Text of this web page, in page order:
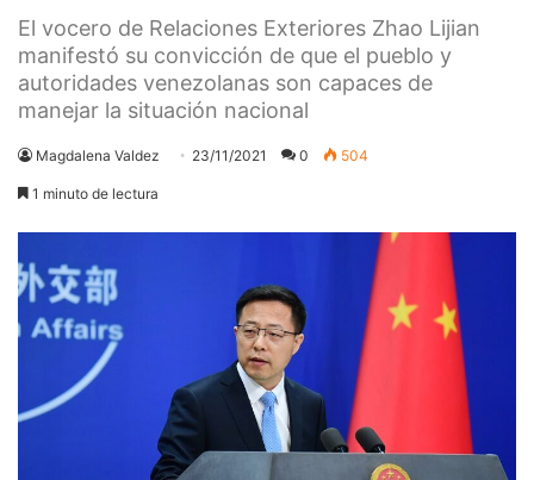
El vocero de Relaciones Exteriores Zhao Lijian
manifestó su convicción de que el pueblo y
autoridades venezolanas son capaces de
manejar la situación nacional
Magdalena Valdez 23/11/2021 0 504
1 minuto de lectura